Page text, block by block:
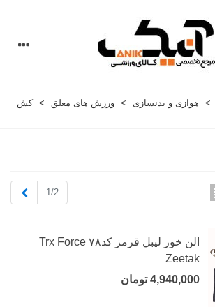
> هوازی و بدنسازی > ورزش های معلق > کش
1/2
الن خور لیبل قرمز کد۷۸ Trx Force
Zeetak
4,940,000 تومان